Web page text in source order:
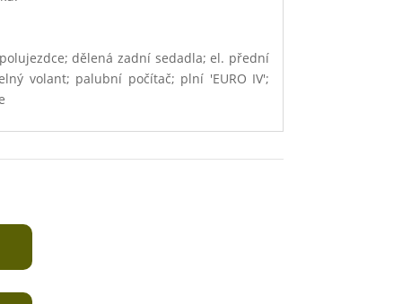
dělená zadní sedadla; el. přední
volant; palubní počítač; plní 'EURO IV';